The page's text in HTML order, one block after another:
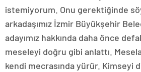
istemiyorum. Onu gerektiğinde
arkadaşımız İzmir Büyükşehir
adayımız hakkında daha önce
meseleyi doğru gibi anlattı.
kendi mecrasında yürür. Kimseyi